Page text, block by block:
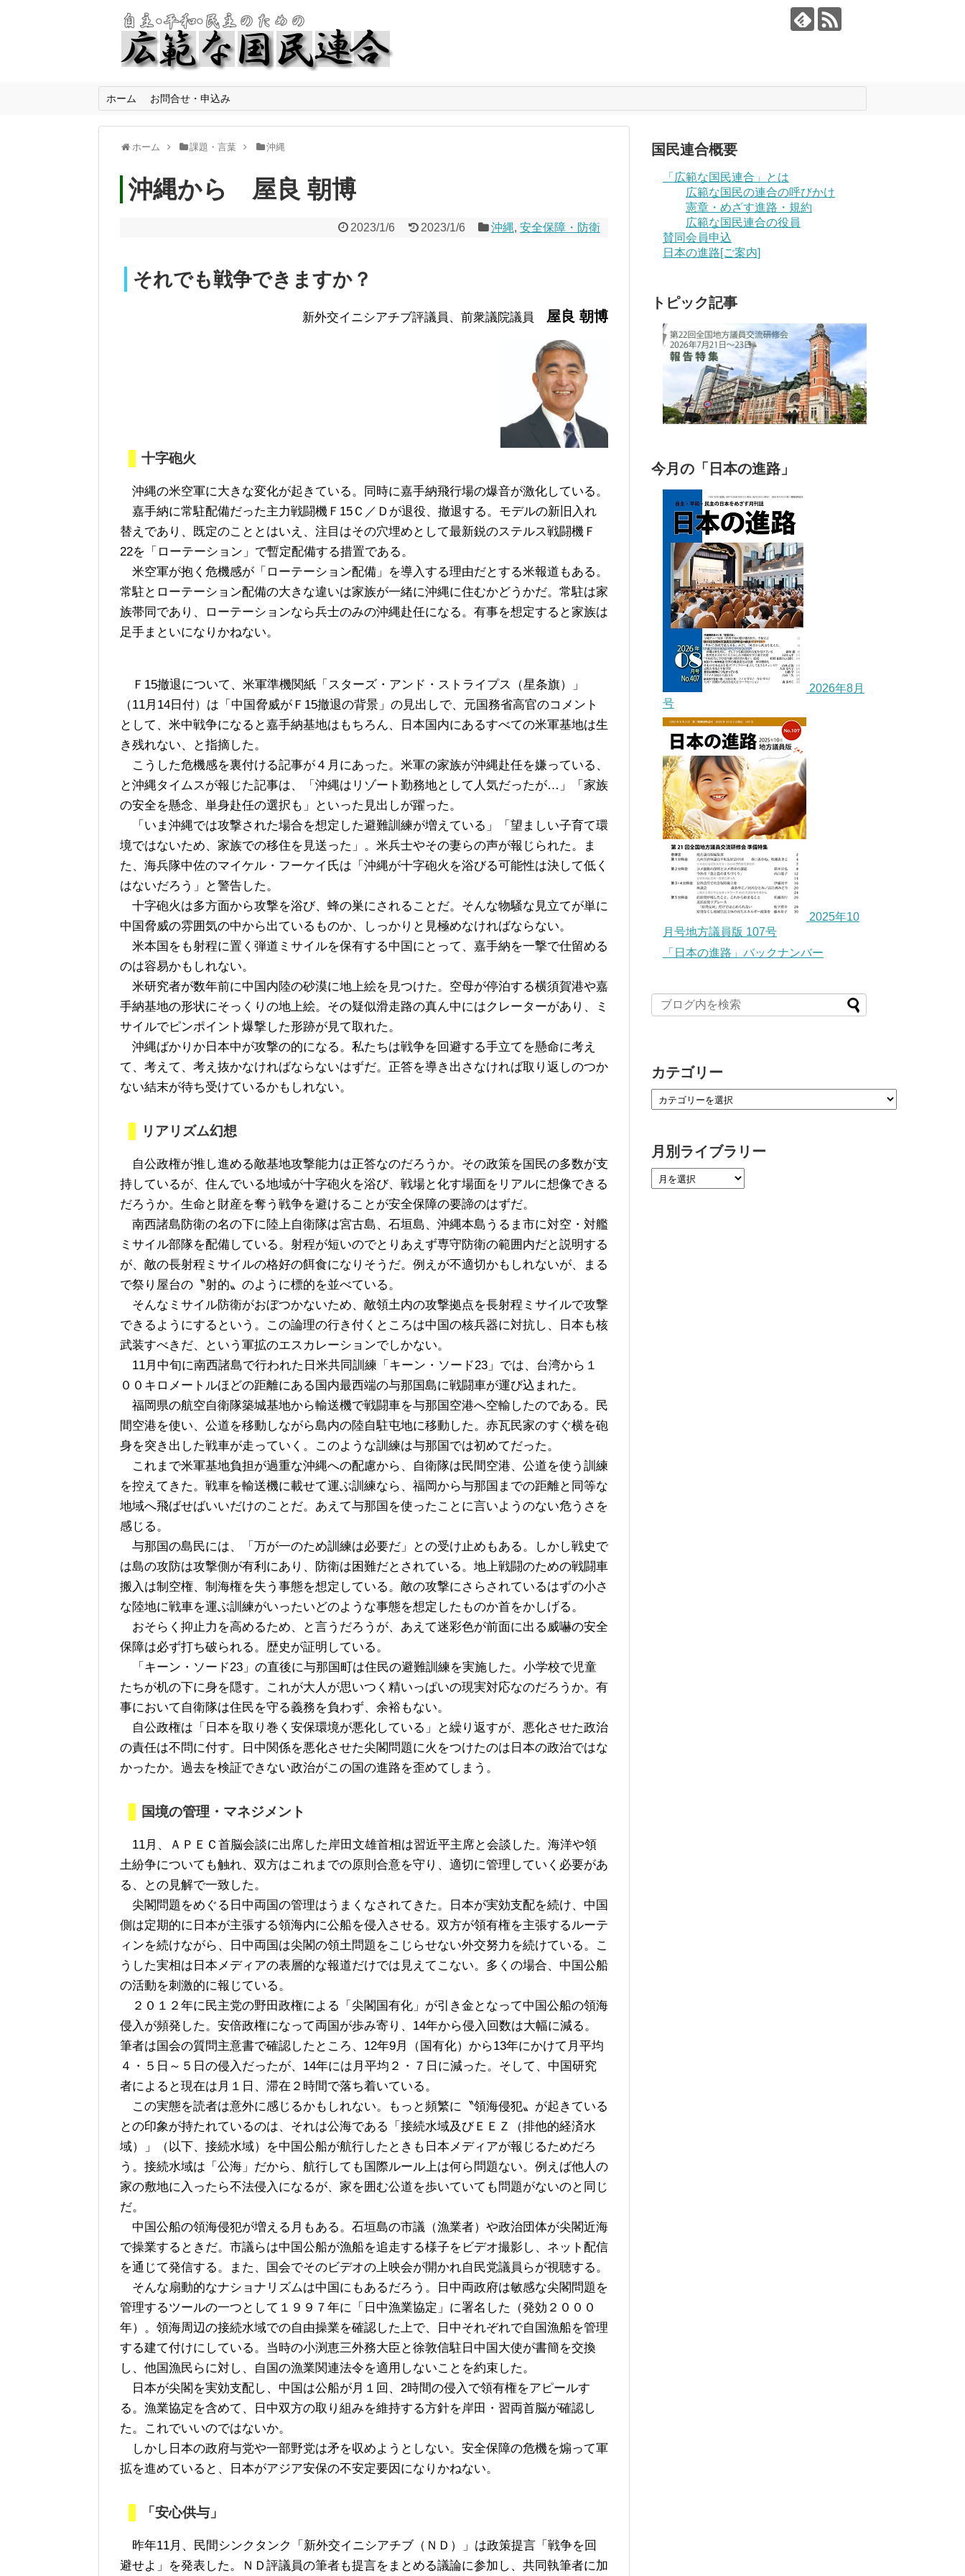
ホーム お問合せ・申込み
ホーム 課題・言葉 沖縄
沖縄から 屋良 朝博
2023/1/6 2023/1/6 沖縄, 安全保障・防衛
それでも戦争できますか？
新外交イニシアチブ評議員、前衆議院議員 屋良 朝博
十字砲火
沖縄の米空軍に大きな変化が起きている。同時に嘉手納飛行場の爆音が激化している。
嘉手納に常駐配備だった主力戦闘機Ｆ15Ｃ／Ｄが退役、撤退する。モデルの新旧入れ
替えであり、既定のこととはいえ、注目はその穴埋めとして最新鋭のステルス戦闘機Ｆ
22を「ローテーション」で暫定配備する措置である。
米空軍が抱く危機感が「ローテーション配備」を導入する理由だとする米報道もある。
常駐とローテーション配備の大きな違いは家族が一緒に沖縄に住むかどうかだ。常駐は家
族帯同であり、ローテーションなら兵士のみの沖縄赴任になる。有事を想定すると家族は
足手まといになりかねない。
Ｆ15撤退について、米軍準機関紙「スターズ・アンド・ストライプス（星条旗）」
（11月14日付）は「中国脅威がＦ15撤退の背景」の見出しで、元国務省高官のコメント
として、米中戦争になると嘉手納基地はもちろん、日本国内にあるすべての米軍基地は生
き残れない、と指摘した。
こうした危機感を裏付ける記事が４月にあった。米軍の家族が沖縄赴任を嫌っている、
と沖縄タイムスが報じた記事は、「沖縄はリゾート勤務地として人気だったが…」「家族
の安全を懸念、単身赴任の選択も」といった見出しが躍った。
「いま沖縄では攻撃された場合を想定した避難訓練が増えている」「望ましい子育て環
境ではないため、家族での移住を見送った」。米兵士やその妻らの声が報じられた。ま
た、海兵隊中佐のマイケル・フーケイ氏は「沖縄が十字砲火を浴びる可能性は決して低く
はないだろう」と警告した。
十字砲火は多方面から攻撃を浴び、蜂の巣にされることだ。そんな物騒な見立てが単に
中国脅威の雰囲気の中から出ているものか、しっかりと見極めなければならない。
米本国をも射程に置く弾道ミサイルを保有する中国にとって、嘉手納を一撃で仕留める
のは容易かもしれない。
米研究者が数年前に中国内陸の砂漠に地上絵を見つけた。空母が停泊する横須賀港や嘉
手納基地の形状にそっくりの地上絵。その疑似滑走路の真ん中にはクレーターがあり、ミ
サイルでピンポイント爆撃した形跡が見て取れた。
沖縄ばかりか日本中が攻撃の的になる。私たちは戦争を回避する手立てを懸命に考え
て、考えて、考え抜かなければならないはずだ。正答を導き出さなければ取り返しのつか
ない結末が待ち受けているかもしれない。
リアリズム幻想
自公政権が推し進める敵基地攻撃能力は正答なのだろうか。その政策を国民の多数が支
持しているが、住んでいる地域が十字砲火を浴び、戦場と化す場面をリアルに想像できる
だろうか。生命と財産を奪う戦争を避けることが安全保障の要諦のはずだ。
南西諸島防衛の名の下に陸上自衛隊は宮古島、石垣島、沖縄本島うるま市に対空・対艦
ミサイル部隊を配備している。射程が短いのでとりあえず専守防衛の範囲内だと説明する
が、敵の長射程ミサイルの格好の餌食になりそうだ。例えが不適切かもしれないが、まる
で祭り屋台の〝射的〟のように標的を並べている。
そんなミサイル防衛がおぼつかないため、敵領土内の攻撃拠点を長射程ミサイルで攻撃
できるようにするという。この論理の行き付くところは中国の核兵器に対抗し、日本も核
武装すべきだ、という軍拡のエスカレーションでしかない。
11月中旬に南西諸島で行われた日米共同訓練「キーン・ソード23」では、台湾から１
００キロメートルほどの距離にある国内最西端の与那国島に戦闘車が運び込まれた。
福岡県の航空自衛隊築城基地から輸送機で戦闘車を与那国空港へ空輸したのである。民
間空港を使い、公道を移動しながら島内の陸自駐屯地に移動した。赤瓦民家のすぐ横を砲
身を突き出した戦車が走っていく。このような訓練は与那国では初めてだった。
これまで米軍基地負担が過重な沖縄への配慮から、自衛隊は民間空港、公道を使う訓練
を控えてきた。戦車を輸送機に載せて運ぶ訓練なら、福岡から与那国までの距離と同等な
地域へ飛ばせばいいだけのことだ。あえて与那国を使ったことに言いようのない危うさを
感じる。
与那国の島民には、「万が一のため訓練は必要だ」との受け止めもある。しかし戦史で
は島の攻防は攻撃側が有利にあり、防衛は困難だとされている。地上戦闘のための戦闘車
搬入は制空権、制海権を失う事態を想定している。敵の攻撃にさらされているはずの小さ
な陸地に戦車を運ぶ訓練がいったいどのような事態を想定したものか首をかしげる。
おそらく抑止力を高めるため、と言うだろうが、あえて迷彩色が前面に出る威嚇の安全
保障は必ず打ち破られる。歴史が証明している。
「キーン・ソード23」の直後に与那国町は住民の避難訓練を実施した。小学校で児童
たちが机の下に身を隠す。これが大人が思いつく精いっぱいの現実対応なのだろうか。有
事において自衛隊は住民を守る義務を負わず、余裕もない。
自公政権は「日本を取り巻く安保環境が悪化している」と繰り返すが、悪化させた政治
の責任は不問に付す。日中関係を悪化させた尖閣問題に火をつけたのは日本の政治ではな
かったか。過去を検証できない政治がこの国の進路を歪めてしまう。
国境の管理・マネジメント
11月、ＡＰＥＣ首脳会談に出席した岸田文雄首相は習近平主席と会談した。海洋や領
土紛争についても触れ、双方はこれまでの原則合意を守り、適切に管理していく必要があ
る、との見解で一致した。
尖閣問題をめぐる日中両国の管理はうまくなされてきた。日本が実効支配を続け、中国
側は定期的に日本が主張する領海内に公船を侵入させる。双方が領有権を主張するルーテ
ィンを続けながら、日中両国は尖閣の領土問題をこじらせない外交努力を続けている。こ
うした実相は日本メディアの表層的な報道だけでは見えてこない。多くの場合、中国公船
の活動を刺激的に報じている。
２０１２年に民主党の野田政権による「尖閣国有化」が引き金となって中国公船の領海
侵入が頻発した。安倍政権になって両国が歩み寄り、14年から侵入回数は大幅に減る。
筆者は国会の質問主意書で確認したところ、12年9月（国有化）から13年にかけて月平均
４・５日～５日の侵入だったが、14年には月平均２・７日に減った。そして、中国研究
者によると現在は月１日、滞在２時間で落ち着いている。
この実態を読者は意外に感じるかもしれない。もっと頻繁に〝領海侵犯〟が起きている
との印象が持たれているのは、それは公海である「接続水域及びＥＥＺ（排他的経済水
域）」（以下、接続水域）を中国公船が航行したときも日本メディアが報じるためだろ
う。接続水域は「公海」だから、航行しても国際ルール上は何ら問題ない。例えば他人の
家の敷地に入ったら不法侵入になるが、家を囲む公道を歩いていても問題がないのと同じ
だ。
中国公船の領海侵犯が増える月もある。石垣島の市議（漁業者）や政治団体が尖閣近海
で操業するときだ。市議らは中国公船が漁船を追走する様子をビデオ撮影し、ネット配信
を通じて発信する。また、国会でそのビデオの上映会が開かれ自民党議員らが視聴する。
そんな扇動的なナショナリズムは中国にもあるだろう。日中両政府は敏感な尖閣問題を
管理するツールの一つとして１９９７年に「日中漁業協定」に署名した（発効２０００
年）。領海周辺の接続水域での自由操業を確認した上で、日中それぞれで自国漁船を管理
する建て付けにしている。当時の小渕恵三外務大臣と徐敦信駐日中国大使が書簡を交換
し、他国漁民らに対し、自国の漁業関連法令を適用しないことを約束した。
日本が尖閣を実効支配し、中国は公船が月１回、2時間の侵入で領有権をアピールす
る。漁業協定を含めて、日中双方の取り組みを維持する方針を岸田・習両首脳が確認し
た。これでいいのではないか。
しかし日本の政府与党や一部野党は矛を収めようとしない。安全保障の危機を煽って軍
拡を進めていると、日本がアジア安保の不安定要因になりかねない。
「安心供与」
昨年11月、民間シンクタンク「新外交イニシアチブ（ＮＤ）」は政策提言「戦争を回
避せよ」を発表した。ＮＤ評議員の筆者も提言をまとめる議論に参加し、共同執筆者に加
国民連合概要
「広範な国民連合」とは
広範な国民の連合の呼びかけ
憲章・めざす進路・規約
広範な国民連合の役員
賛同会員申込
日本の進路[ご案内]
トピック記事
今月の「日本の進路」
2026年8月
号
2025年10
月号地方議員版 107号
「日本の進路」バックナンバー
カテゴリー
月別ライブラリー